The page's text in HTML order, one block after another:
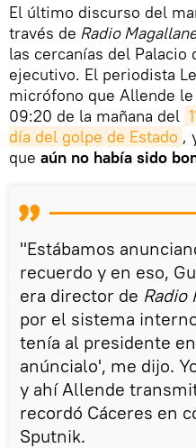
El último discurso del
través de Radio
las cercanías del Palacio
ejecutivo. El periodista
micrófono que Allende
09:20 de la mañana del
día del golpe de Estado ,
que aún no había sido
"Estábamos
recuerdo y en eso,
era director de Radio
por el sistema
tenía al presidente
anúncialo', me dijo.
y ahí Allende
recordó Cáceres en
Sputnik.